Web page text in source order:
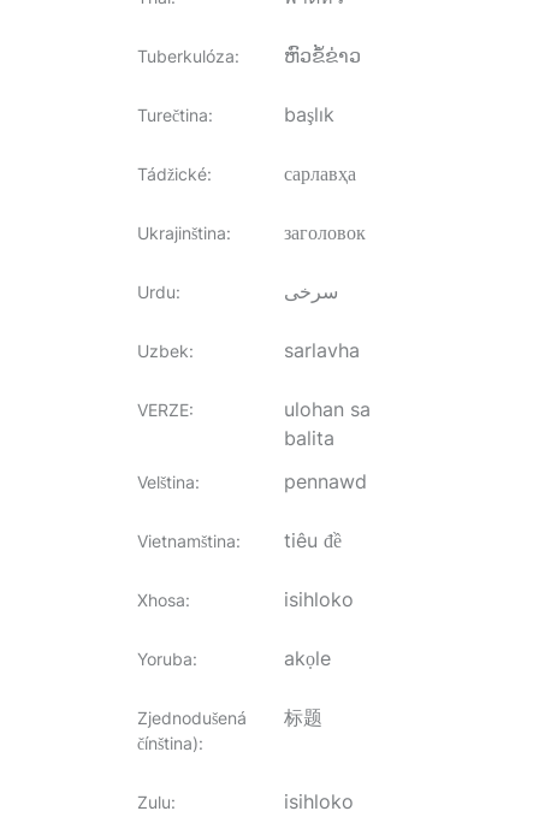
Tuberkulóza: ຫົວຂໍ້ຂ່າວ
Turečtina: başlık
Tádžické: сарлавҳа
Ukrajinština: заголовок
Urdu: سرخی
Uzbek: sarlavha
VERZE:
ulohan sa
balita
Velština: pennawd
Vietnamština: tiêu đề
Xhosa: isihloko
Yoruba: akọle
Zjednodušená
čínština):
标题
Zulu: isihloko